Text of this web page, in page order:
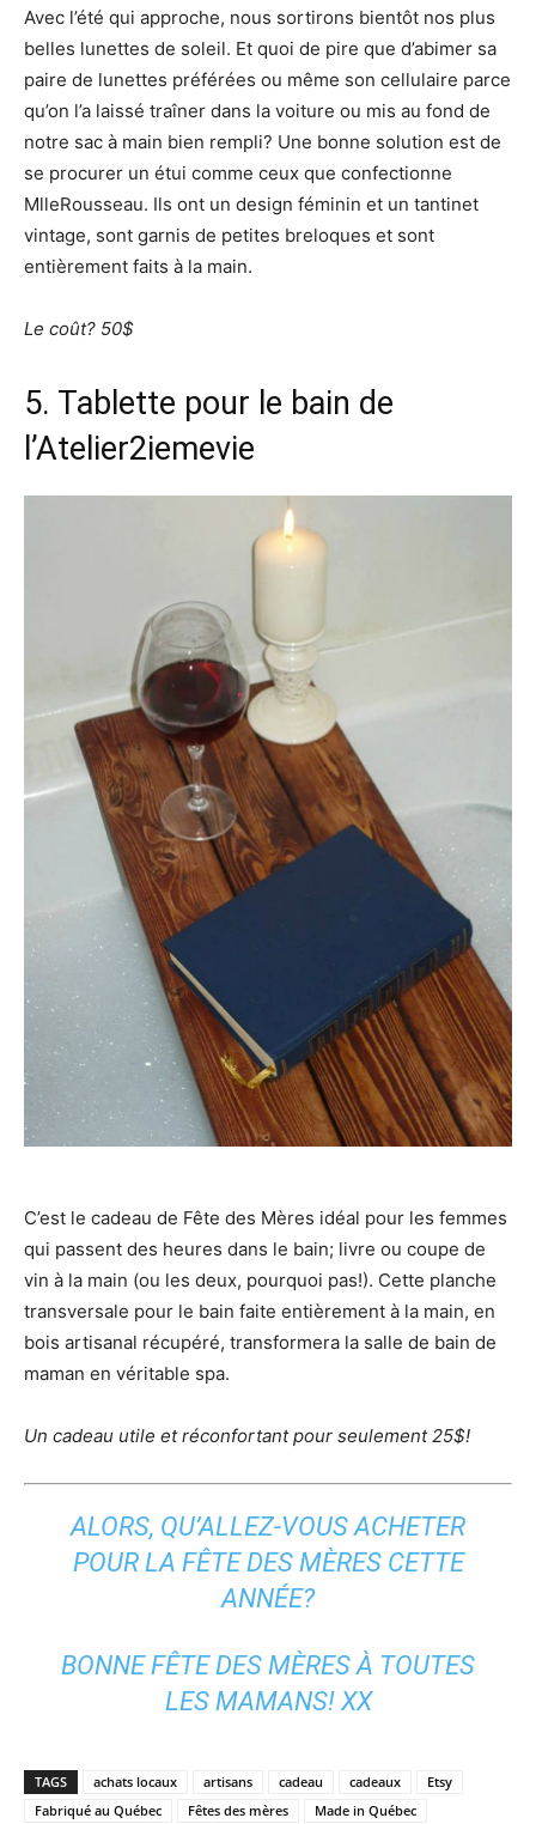
Avec l’été qui approche, nous sortirons bientôt nos plus
belles lunettes de soleil. Et quoi de pire que d’abimer sa
paire de lunettes préférées ou même son cellulaire parce
qu’on l’a laissé traîner dans la voiture ou mis au fond de
notre sac à main bien rempli? Une bonne solution est de
se procurer un étui comme ceux que confectionne
MlleRousseau. Ils ont un design féminin et un tantinet
vintage, sont garnis de petites breloques et sont
entièrement faits à la main.
Le coût? 50$
5. Tablette pour le bain de
l’Atelier2iemevie
C’est le cadeau de Fête des Mères idéal pour les femmes
qui passent des heures dans le bain; livre ou coupe de
vin à la main (ou les deux, pourquoi pas!). Cette planche
transversale pour le bain faite entièrement à la main, en
bois artisanal récupéré, transformera la salle de bain de
maman en véritable spa.
Un cadeau utile et réconfortant pour seulement 25$!
ALORS, QU’ALLEZ-VOUS ACHETER
POUR LA FÊTE DES MÈRES CETTE
ANNÉE?
BONNE FÊTE DES MÈRES À TOUTES
LES MAMANS! XX
TAGS achats locaux artisans cadeau cadeaux
Etsy
Fabriqué au Québec
Fêtes des mères
Made in Québec